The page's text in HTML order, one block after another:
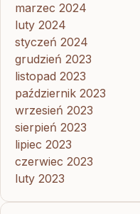
marzec 2024
luty 2024
styczeń 2024
grudzień 2023
listopad 2023
październik 2023
wrzesień 2023
sierpień 2023
lipiec 2023
czerwiec 2023
luty 2023